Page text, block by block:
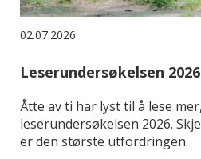
02.07.2026
Leserundersøkelsen
Åtte av ti har lyst til å lese
leserundersøkelsen 2026.
er den største utfordringen.